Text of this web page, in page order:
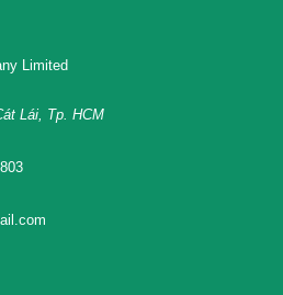
Limited
Lái, Tp. HCM